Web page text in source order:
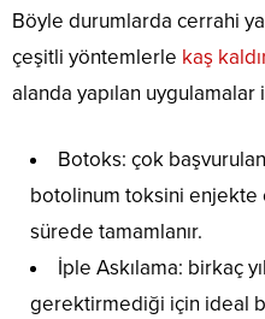
Böyle durumlarda cerrahi
çeşitli yöntemlerle kaş
alanda yapılan
Botoks: çok
botolinum toksini enjekte
sürede tamamlanır.
İple Askılama: birkaç
gerektirmediği için ideal